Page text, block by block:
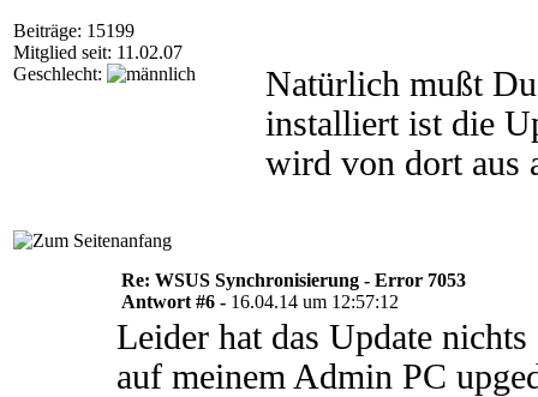
Beiträge: 15199
Mitglied seit: 11.02.07
Geschlecht:
Natürlich mußt
installiert ist die
wird von dort aus
Re: WSUS Synchronisierung - Error 7053
Antwort #6 - 16.04.14 um 12:57:12
Leider hat das Update
auf meinem Admin PC